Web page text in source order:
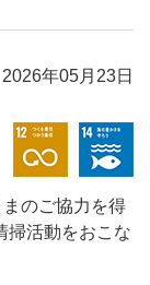
2026年05月23日
のご協力を得
活動をおこな